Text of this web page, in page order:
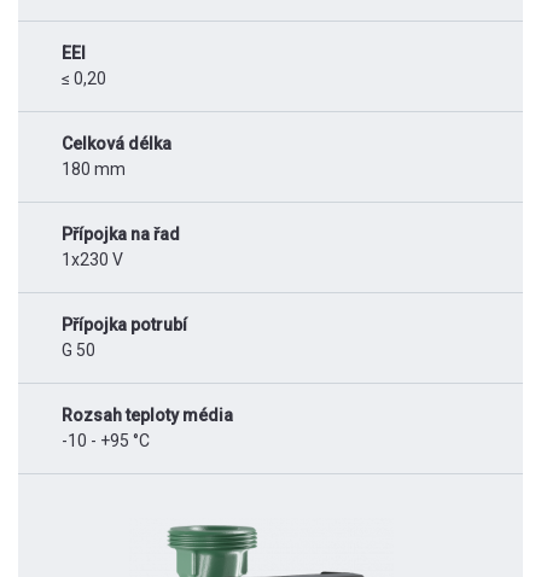
EEI
≤ 0,20
Celková délka
180 mm
Přípojka na řad
1x230 V
Přípojka potrubí
G 50
Rozsah teploty média
-10 - +95 °C